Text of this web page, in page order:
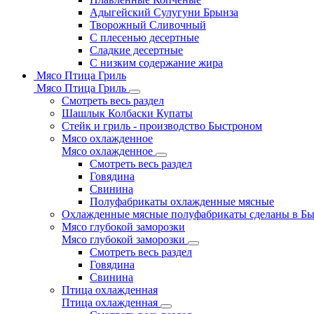
Адыгейский Сулугуни Брынза
Творожный Сливочный
С плесенью десертные
Сладкие десертные
С низким содержание жира
Мясо Птица Гриль
Мясо Птица Гриль
Смотреть весь раздел
Шашлык Колбаски Купаты
Стейк и гриль - производство Быстроном
Мясо охлажденное
Мясо охлажденное
Смотреть весь раздел
Говядина
Свинина
Полуфабрикаты охлажденные мясные
Охлажденные мясные полуфабрикаты сделаны в
Мясо глубокой заморозки
Мясо глубокой заморозки
Смотреть весь раздел
Говядина
Свинина
Птица охлажденная
Птица охлажденная